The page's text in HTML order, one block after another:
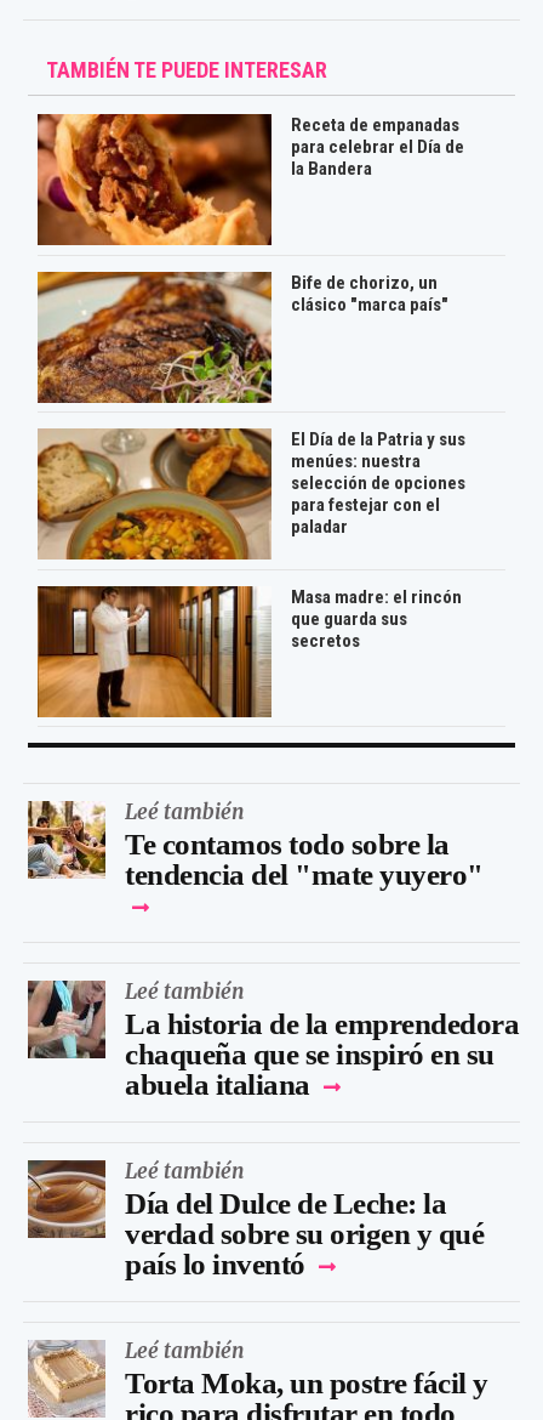
TAMBIÉN TE PUEDE INTERESAR
Receta de empanadas
para celebrar el Día de
la Bandera
Bife de chorizo, un
clásico "marca país"
El Día de la Patria y sus
menúes: nuestra
selección de opciones
para festejar con el
paladar
Masa madre: el rincón
que guarda sus
secretos
Leé también
Te contamos todo sobre la
tendencia del "mate yuyero"
Leé también
La historia de la emprendedora
chaqueña que se inspiró en su
abuela italiana
Leé también
Día del Dulce de Leche: la
verdad sobre su origen y qué
país lo inventó
Leé también
Torta Moka, un postre fácil y